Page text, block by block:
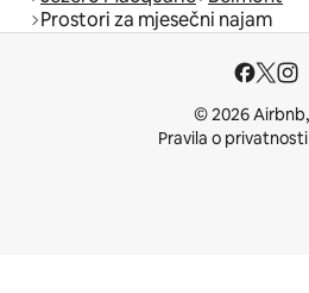
Prostori za mjesečni najam
© 2026
Pravila o privatnosti